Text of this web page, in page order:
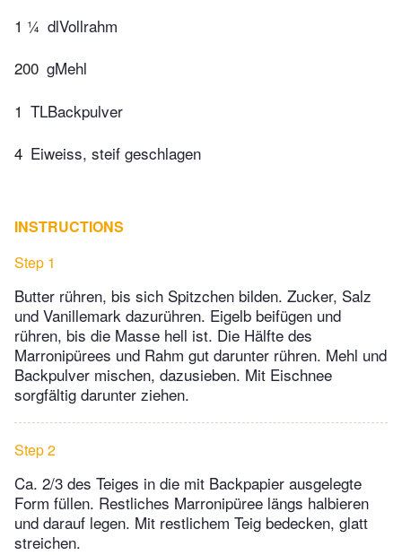
1 ¼ dlVollrahm
200 gMehl
1 TLBackpulver
4 Eiweiss, steif geschlagen
INSTRUCTIONS
Step 1
Butter rühren, bis sich Spitzchen bilden. Zucker, Salz
und Vanillemark dazurühren. Eigelb beifügen und
rühren, bis die Masse hell ist. Die Hälfte des
Marronipürees und Rahm gut darunter rühren. Mehl und
Backpulver mischen, dazusieben. Mit Eischnee
sorgfältig darunter ziehen.
Step 2
Ca. 2/3 des Teiges in die mit Backpapier ausgelegte
Form füllen. Restliches Marronipüree längs halbieren
und darauf legen. Mit restlichem Teig bedecken, glatt
streichen.